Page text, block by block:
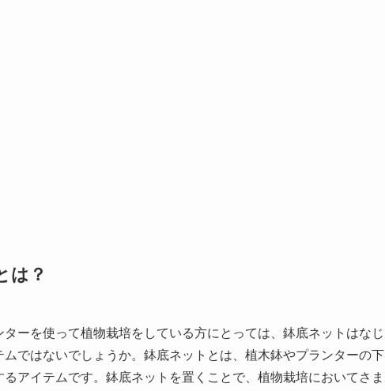
は？
ターを使って植物栽培をしている方にとっては、鉢底ネットはなじ
ムではないでしょうか。鉢底ネットとは、植木鉢やプランターの下
るアイテムです。鉢底ネットを置くことで、植物栽培においてさま